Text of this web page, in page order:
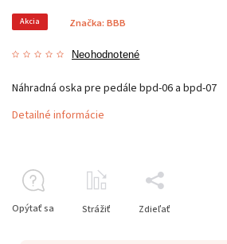
Akcia
Neohodnotené
Značka: BBB
Náhradná oska pre pedále bpd-06 a bpd-07
Detailné informácie
Opýtať sa Strážiť Zdieľať